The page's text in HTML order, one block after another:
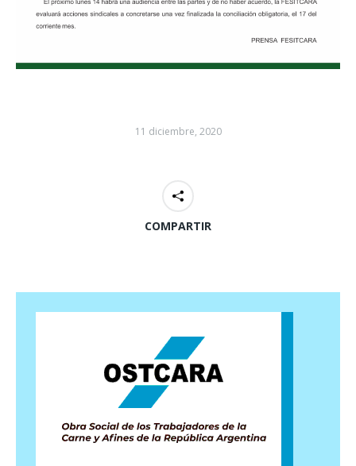
11 diciembre, 2020
COMPARTIR